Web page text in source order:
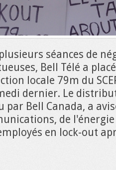
séances de
Bell Télé a
locale 79m du
dernier. Le
Bell Canada, a
de l'énergie
en lock-out